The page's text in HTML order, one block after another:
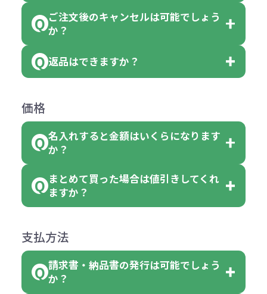
ります。
【例】注文可能数が100個の場合
は、100個以上でしたら、何個でも
可能です。
ん。
但し、ロゴなど名入れ印刷をされる
費用）
品の詳細に「色・柄 取り混ぜ」のラ
ベルや商品画像に「〇色取混ぜ」な
れ等分で100個ずつ入って参ります。
（割り切れない場合は数個単位で前
色指定できる商品に付きましては商
品詳細の購入の所で色が選べるよう
になっております。
「選べる本体色」のラベルが付いて
す。
い。
例えば…
クエアトート」を300個注文した場
クエアトート」は10個単位でしたら
色を指定出来るので、ピンクを100
個、ブルーを90個、イエローを110
ご注文後のキャンセルは可能でしょう
か？
お客様都合でのキャンセルは、制作
がございます。
ご注文の際は、十分にご確認・ご検
返品はできますか？
めご了承ください。
ただし下記の場合は承っております
●初期不良または不良品（破損、故
障）の場合
合
●名入れ、オリジナルの内容が異な
っていた場合
価格
名入れすると金額はいくらになります
か？
名入れありの場合の代金の計算方法
は下記の通りです。
計算例：
＜1色印刷の場合＞
（提供価格（商品代）+名入れ費用
まとめて買った場合は値引きしてくれ
ますか？
商品によりますが、お見積もりさせ
ていただきます。
見積もりサポートから個別でお問い
支払方法
請求書・納品書の発行は可能でしょう
か？